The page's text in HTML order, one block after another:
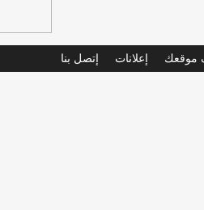
موقعك إعلانات إتصل بنا